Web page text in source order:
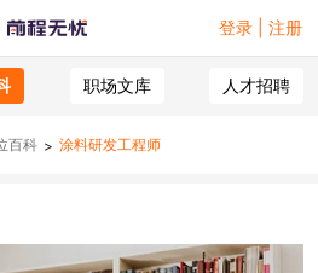
登录 | 注册
职场文库 人才招聘
百科 > 涂料研发工程师